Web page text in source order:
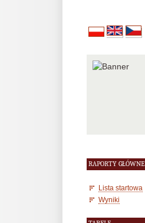
RAPORTY GŁÓWNE
Lista startowa
Wyniki